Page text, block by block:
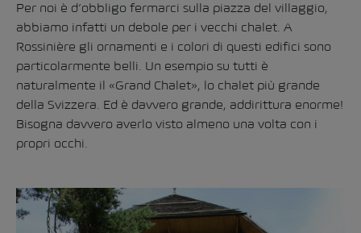
Per noi è d’obbligo fermarci sulla piazza del villaggio,
abbiamo infatti un debole per i vecchi chalet. A
Rossinière gli ornamenti e i colori di questi edifici sono
particolarmente belli. Un esempio su tutti è
naturalmente il «Grand Chalet», lo chalet più grande
della Svizzera. Ed è davvero grande, addirittura enorme!
Bisogna davvero averlo visto almeno una volta con i
propri occhi.